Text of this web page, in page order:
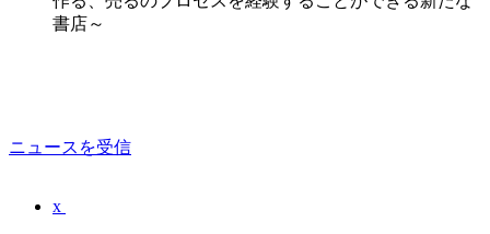
書店～
ニュースを受信
x